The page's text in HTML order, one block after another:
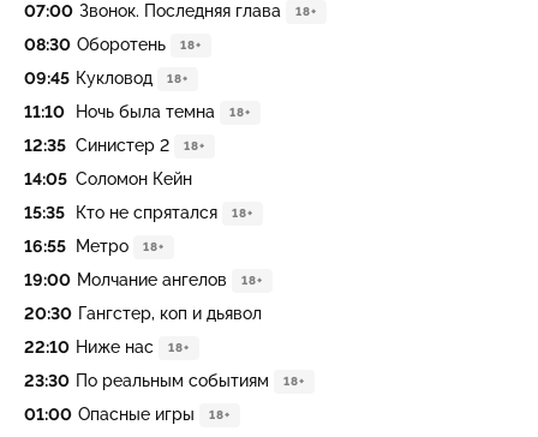
07:00 Звонок. Последняя глава 18+
08:30 Оборотень 18+
09:45 Кукловод 18+
11:10 Ночь была темна 18+
12:35 Синистер 2 18+
14:05 Соломон Кейн
15:35
Кто не спрятался 18+
16:55 Метро 18+
19:00 Молчание ангелов 18+
20:30 Гангстер, коп и дьявол
22:10 Ниже нас 18+
23:30 По реальным событиям 18+
01:00 Опасные игры 18+